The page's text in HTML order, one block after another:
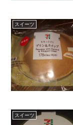
スイーツ
スイーツ